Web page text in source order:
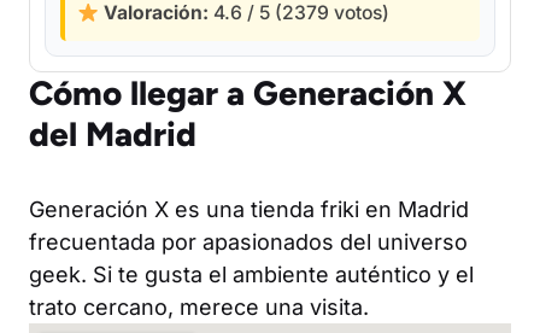
Valoración: 4.6 / 5 (2379 votos)
Cómo llegar a Generación X
del Madrid
Generación X es una tienda friki en Madrid
frecuentada por apasionados del universo
geek. Si te gusta el ambiente auténtico y el
trato cercano, merece una visita.